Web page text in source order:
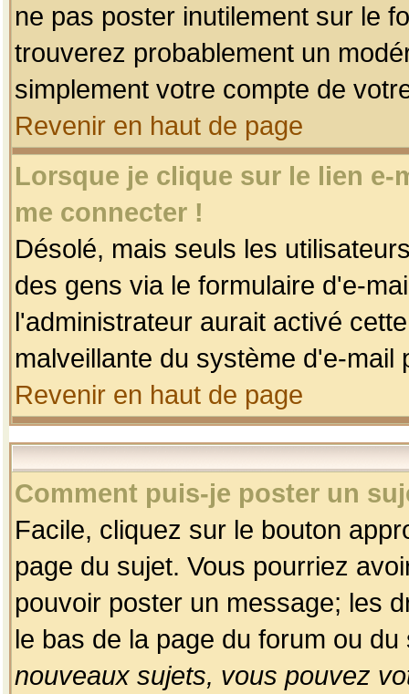
ne pas poster inutilement sur le
trouverez probablement un
simplement votre compte de
Revenir en haut de page
Lorsque je clique sur le lien
me connecter !
Désolé, mais seuls les
des gens via le formulaire d'e-
l'administrateur aurait activé
malveillante du système d'e-
Revenir en haut de page
Comment puis-je poster un
Facile, cliquez sur le bouton
page du sujet. Vous pourriez
pouvoir poster un message; les
le bas de la page du forum ou
nouveaux sujets, vous pouvez